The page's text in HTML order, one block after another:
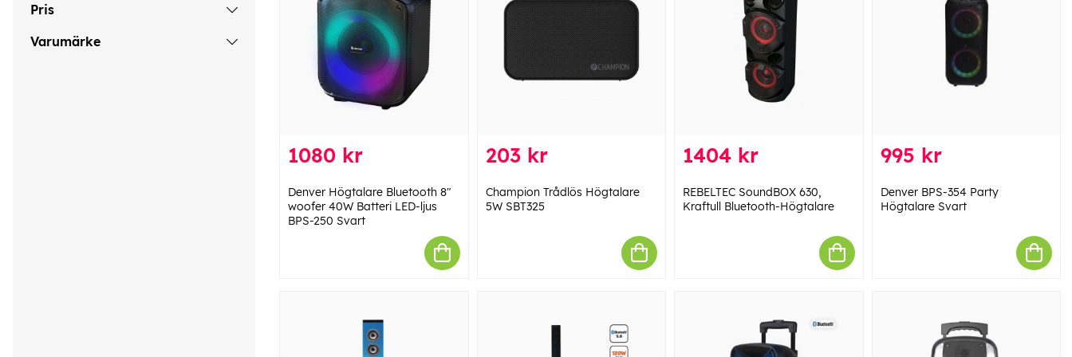
Pris
Varumärke
1080 kr
Denver Högtalare Bluetooth 8"
woofer 40W Batteri LED-ljus
BPS-250 Svart
203 kr
Champion Trådlös Högtalare
5W SBT325
1404 kr
REBELTEC SoundBOX 630,
Kraftull Bluetooth-Högtalare
995 kr
Denver BPS-354 Party
Högtalare Svart